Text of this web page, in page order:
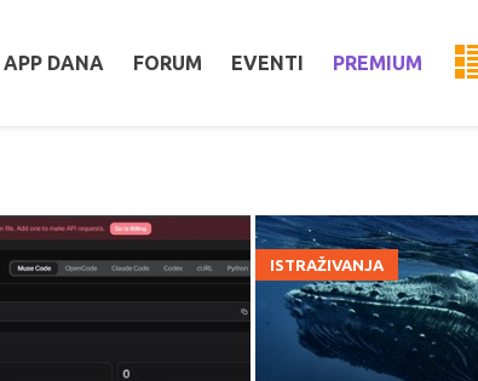
APP DANA FORUM EVENTI PREMIUM
ISTRAŽIVANJA